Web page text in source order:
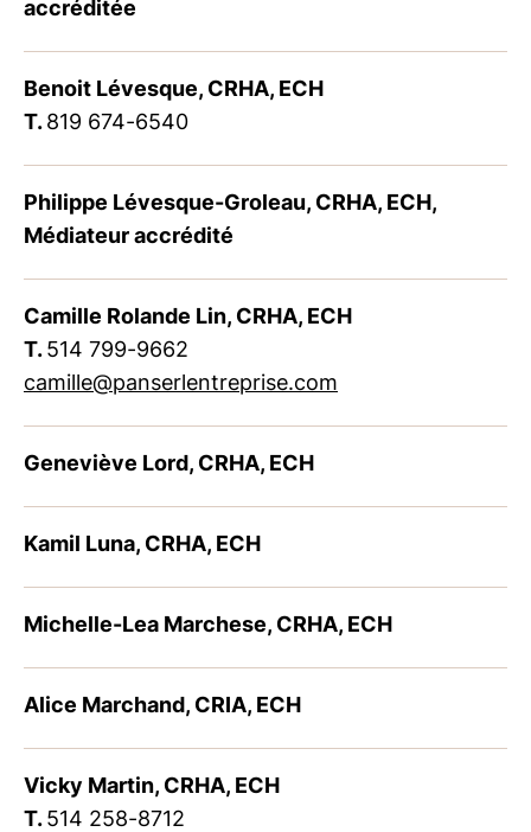
accréditée
Benoit Lévesque, CRHA, ECH
T.819 674-6540
Philippe Lévesque-Groleau, CRHA, ECH,
Médiateur accrédité
Camille Rolande Lin, CRHA, ECH
T.514 799-9662
camille@panserlentreprise.com
Geneviève Lord, CRHA, ECH
Kamil Luna, CRHA, ECH
Michelle-Lea Marchese, CRHA, ECH
Alice Marchand, CRIA, ECH
Vicky Martin, CRHA, ECH
T.514 258-8712